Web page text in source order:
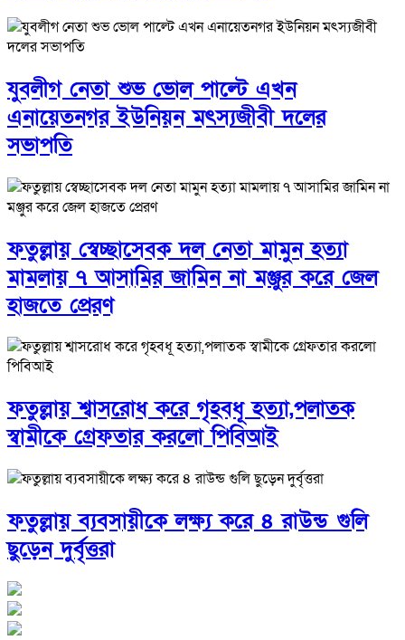
যুবলীগ নেতা শুভ ভোল পাল্টে এখন
এনায়েতনগর ইউনিয়ন মৎস্যজীবী দলের
সভাপতি
ফতুল্লায় স্বেচ্ছাসেবক দল নেতা মামুন হত্যা
মামলায় ৭ আসামির জামিন না মঞ্জুর করে জেল
হাজতে প্রেরণ
ফতুল্লায় শ্বাসরোধ করে গৃহবধূ হত্যা,পলাতক
স্বামীকে গ্রেফতার করলো পিবিআই
ফতুল্লায় ব্যবসায়ীকে লক্ষ্য করে ৪ রাউন্ড গুলি
ছুড়েন দুর্বৃত্তরা